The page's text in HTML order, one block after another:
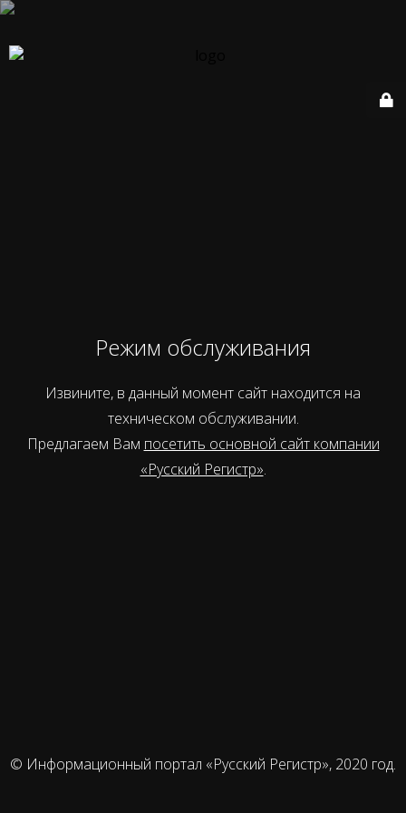
Режим обслуживания
Извините, в данный момент сайт находится на
техническом обслуживании.
Предлагаем Вам посетить основной сайт компании
«Русский Регистр».
© Информационный портал «Русский Регистр», 2020 год.